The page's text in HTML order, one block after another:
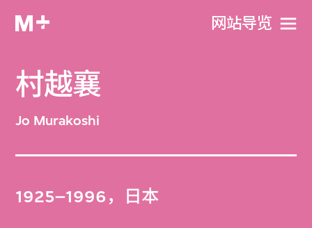
网站导览
村越襄
Jo Murakoshi
1925–1996，日本